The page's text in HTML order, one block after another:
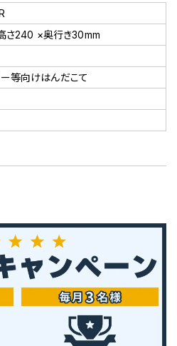
さ240 ×奥行き30mm
等向けはんだこて